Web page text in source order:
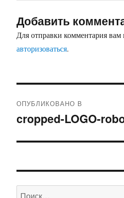
Добавить
Для отправки комментария вам
авторизоваться.
по
ОПУБЛИКОВАНО В
cropped-LOGO-
Искать: